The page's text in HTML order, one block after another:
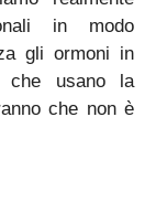
in modo
gli ormoni in
che usano la
che non è